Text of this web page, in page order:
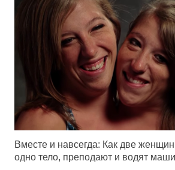
Вместе и навсегда: Как две
одно тело, преподают и водят